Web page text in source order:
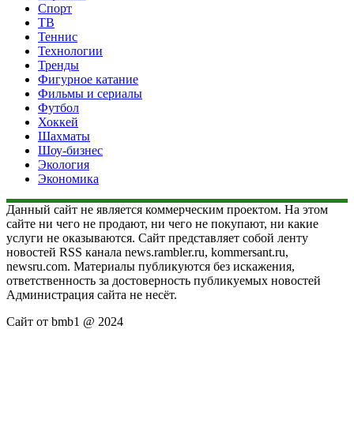
Спорт
ТВ
Теннис
Технологии
Тренды
Фигурное катание
Фильмы и сериалы
Футбол
Хоккей
Шахматы
Шоу-бизнес
Экология
Экономика
Данный сайт не является коммерческим проектом. На этом
сайте ни чего не продают, ни чего не покупают, ни какие
услуги не оказываются. Сайт представляет собой ленту
новостей RSS канала news.rambler.ru, kommersant.ru,
newsru.com. Материалы публикуются без искажения,
ответственность за достоверность публикуемых новостей
Администрация сайта не несёт.
Сайт от bmb1 @ 2024